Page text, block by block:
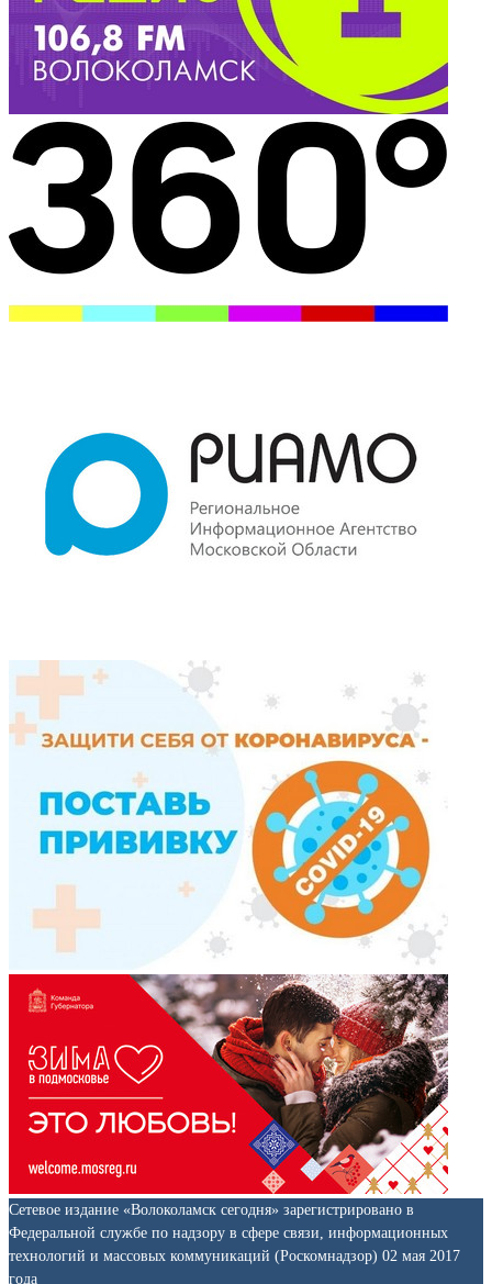
Сетевое издание «Волоколамск сегодня» зарегистрировано в
Федеральной службе по надзору в сфере связи, информационных
технологий и массовых коммуникаций (Роскомнадзор) 02 мая 2017
года